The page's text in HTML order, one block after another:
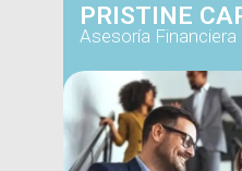
PRISTINE
Asesoría Financiera